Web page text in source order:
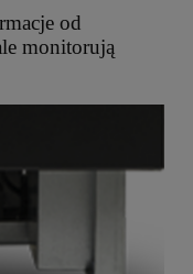
od
monitorują